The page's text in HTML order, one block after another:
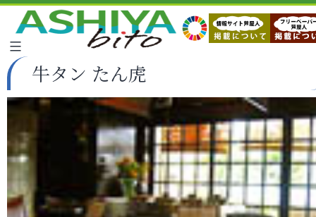
牛タン たん虎